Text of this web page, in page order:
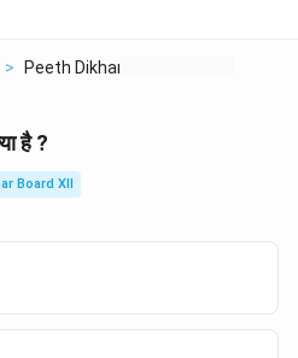
> Peeth Dikhana Muhava...
है ?
Board XII